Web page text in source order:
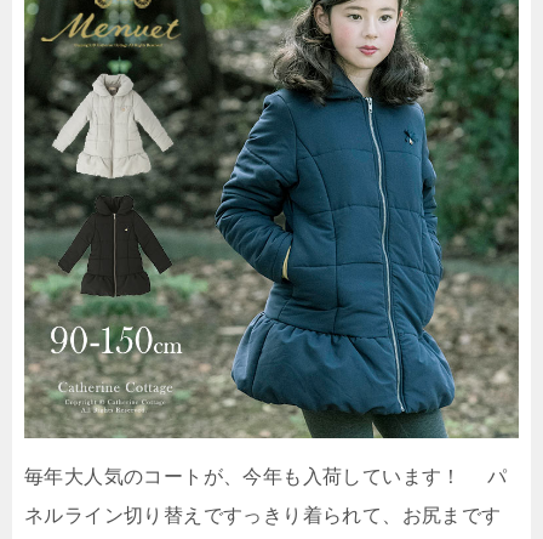
毎年大人気のコートが、今年も入荷しています！ パ
ネルライン切り替えですっきり着られて、お尻まです